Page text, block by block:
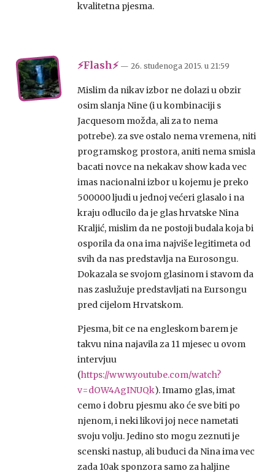
kvalitetna pjesma.
⚡Flash⚡ — 26. studenoga 2015. u 21:59
Mislim da nikav izbor ne dolazi u obzir
osim slanja Nine (i u kombinaciji s
Jacquesom možda, ali za to nema
potrebe). za sve ostalo nema vremena, niti
programskog prostora, aniti nema smisla
bacati novce na nekakav show kada vec
imas nacionalni izbor u kojemu je preko
500000 ljudi u jednoj većeri glasalo i na
kraju odlucilo da je glas hrvatske Nina
Kraljić, mislim da ne postoji budala koja bi
osporila da ona ima najviše legitimeta od
svih da nas predstavlja na Eurosongu.
Dokazala se svojom glasinom i stavom da
nas zaslužuje predstavljati na Eursongu
pred cijelom Hrvatskom.
Pjesma, bit ce na engleskom barem je
takvu nina najavila za 11 mjesec u ovom
intervjuu
(https://www.youtube.com/watch?
v=dOW4AgINUQk). Imamo glas, imat
cemo i dobru pjesmu ako će sve biti po
njenom, i neki likovi joj nece nametati
svoju volju. Jedino sto mogu zeznuti je
scenski nastup, ali buduci da Nina ima vec
zada 10ak sponzora samo za haljine